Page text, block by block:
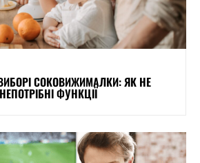
СОКОВИЖИМАЛКИ: ЯК НЕ
ФУНКЦІЇ